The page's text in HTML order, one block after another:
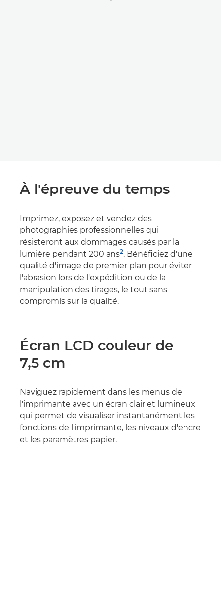
À l'épreuve du temps
Imprimez, exposez et vendez des
photographies professionnelles qui
résisteront aux dommages causés par la
lumière pendant 200 ans2. Bénéficiez d'une
qualité d'image de premier plan pour éviter
l'abrasion lors de l'expédition ou de la
manipulation des tirages, le tout sans
compromis sur la qualité.
Écran LCD couleur de
7,5 cm
Naviguez rapidement dans les menus de
l'imprimante avec un écran clair et lumineux
qui permet de visualiser instantanément les
fonctions de l'imprimante, les niveaux d'encre
et les paramètres papier.